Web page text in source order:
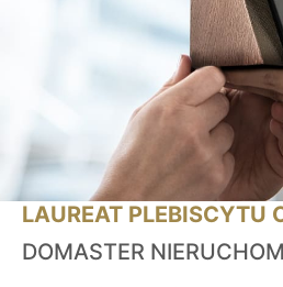
LAUREAT PLEBISCYTU
DOMASTER